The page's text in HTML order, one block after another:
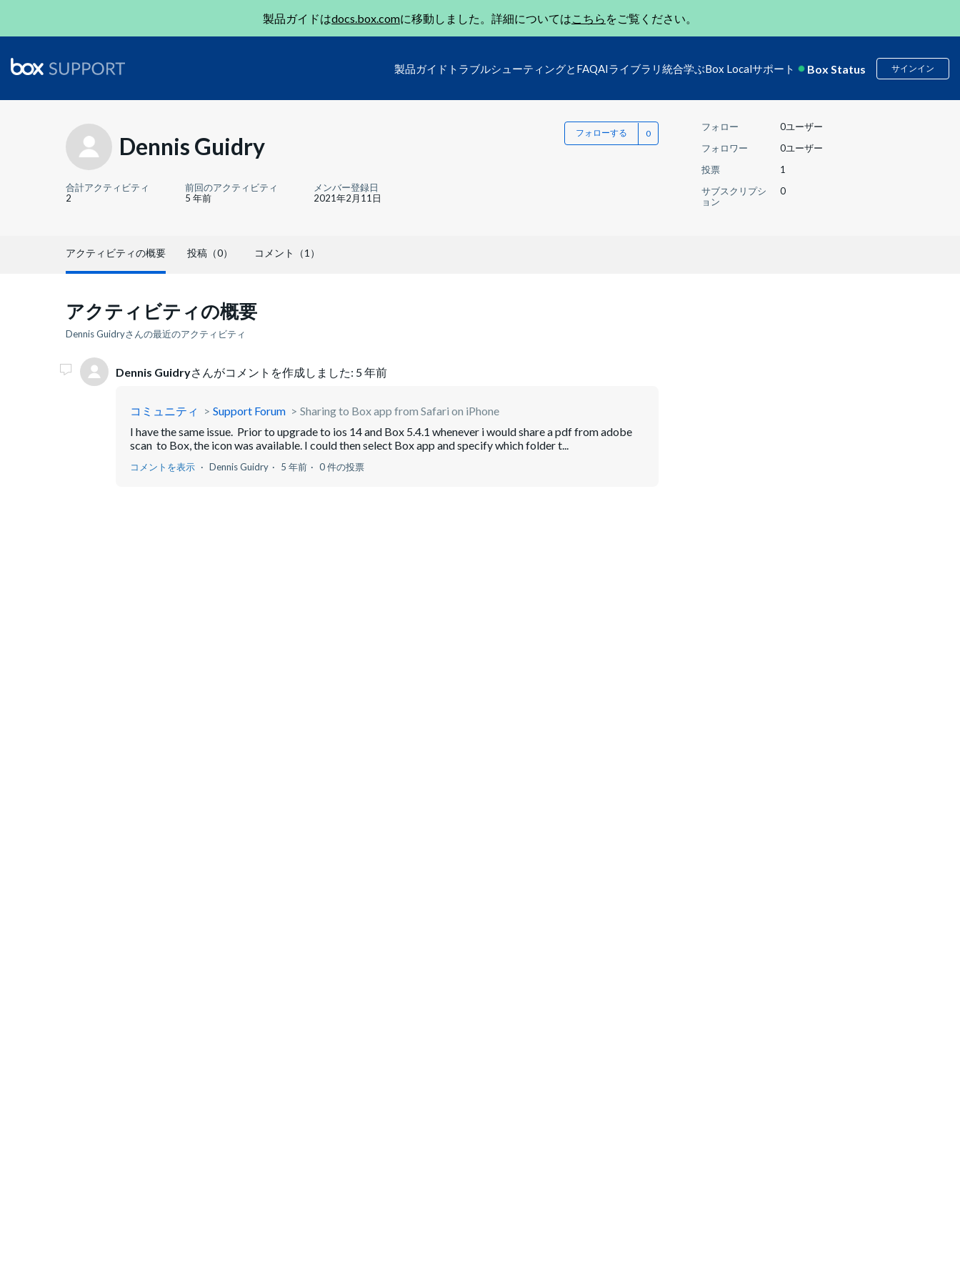
製品ガイドはdocs.box.comに移動しました。詳細についてはこちら をご覧ください。
製品ガイド トラブルシューティングとFAQAIライブラリ 統合学ぶBox Localサポート Box Status サインイン
Dennis Guidry フォローする
合計アクティビティ
2
前回のアクティビティ
5 年前
メンバー登録日
2021年2月11日
フォロー
0ユーザー
フォロワー
0ユーザー
投票
1
サブスクリプシ
ョン
0
アクティビティの概要 投稿（0） コメント（1）
アクティビティの概要
Dennis Guidryさんの最近のアクティビティ
Dennis Guidryさんがコメントを作成しました: 5 年前
コミュニティ Support Forum
Sharing to Box app from Safari on iPhone
I have the same issue. Prior to upgrade to ios 14 and Box 5.4.1 whenever i would share a pdf from adobe
scan to Box, the icon was available. I could then select Box app and specify which folder t...
コメントを表示 Dennis Guidry 5 年前 0 件の投票